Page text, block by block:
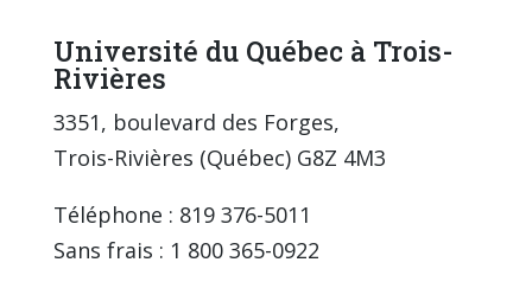
Université du Québec à Trois-
Rivières
3351, boulevard des Forges,
Trois-Rivières (Québec) G8Z 4M3
Téléphone : 819 376-5011
Sans frais : 1 800 365-0922